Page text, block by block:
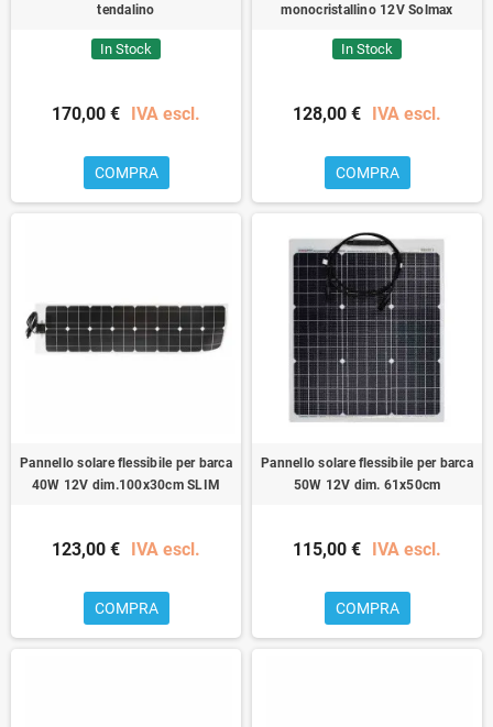
tendalino
In Stock
170,00 € IVA escl.
COMPRA
monocristallino 12V Solmax
In Stock
128,00 € IVA escl.
COMPRA
Pannello solare flessibile per barca
40W 12V dim.100x30cm SLIM
123,00 € IVA escl.
COMPRA
Pannello solare flessibile per barca
50W 12V dim. 61x50cm
115,00 € IVA escl.
COMPRA